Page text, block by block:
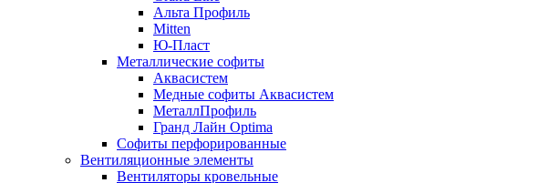
Альта Профиль
Mitten
Ю-Пласт
Металлические софиты
Аквасистем
Медные софиты Аквасистем
МеталлПрофиль
Гранд Лайн Optima
Софиты перфорированные
Вентиляционные элементы
Вентиляторы кровельные